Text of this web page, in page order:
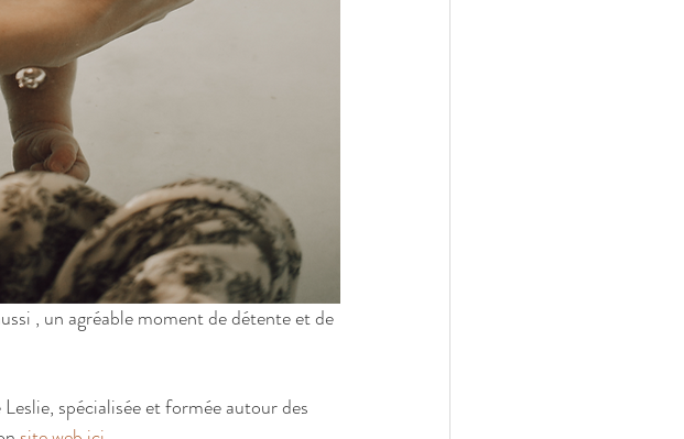
, un agréable moment de détente et de
spécialisée et formée autour des